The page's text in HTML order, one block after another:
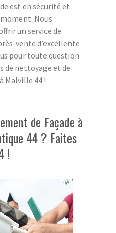
est en sécurité et
Nous
un service de
vente d’excellente
pour toute question
de nettoyage et de
Malville 44 !
de Façade à
44 ? Faites
!